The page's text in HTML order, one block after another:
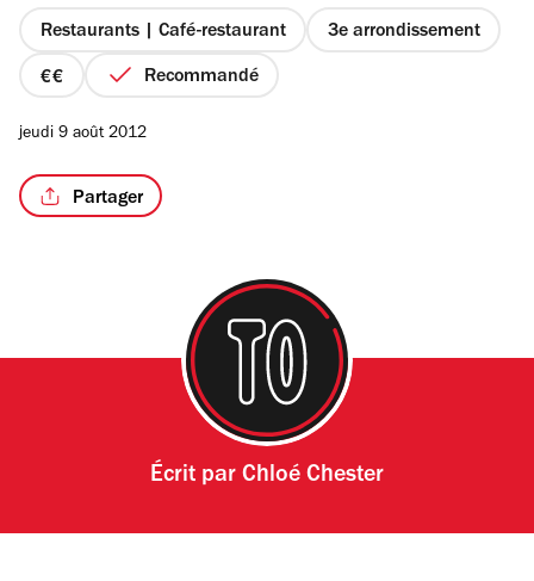
étoiles
Restaurants | Café-restaurant 3e arrondissement
prix
4
Recommandé
jeudi 9 août 2012
Partager
Écrit par Chloé Chester